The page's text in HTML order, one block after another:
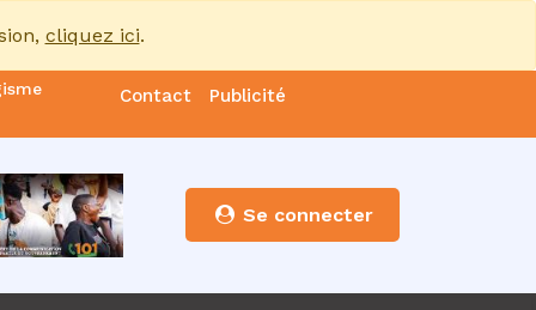
cliquez ici.
Contact Publicité
Se connecter